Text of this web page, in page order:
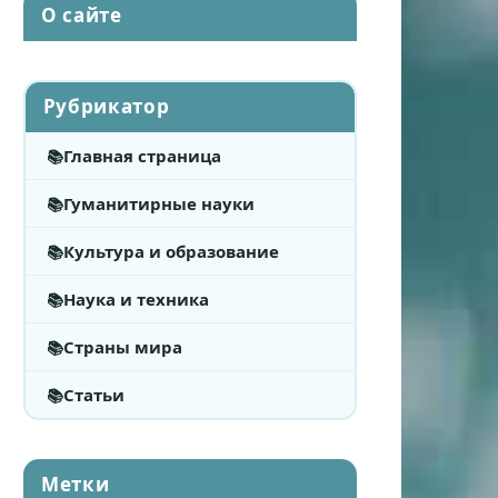
О сайте
Рубрикатор
Главная страница
Гуманитирные науки
Культура и образование
Наука и техника
Страны мира
Статьи
Метки